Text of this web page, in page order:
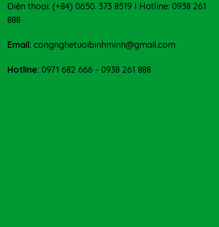
Điện thoại: (+84) 0650. 373 8519 I Hotline: 0938 261
888
Email: congnghetuoibinhminh@gmail.com
Hotline: 0971 682 666 - 0938 261 888